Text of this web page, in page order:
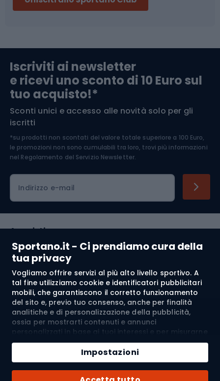
Sportano.it - Ci prendiamo cura della
tua privacy
Vogliamo offrire servizi al più alto livello sportivo. A
tal fine utilizziamo cookie e identificatori pubblicitari
mobili, che garantiscono il corretto funzionamento
del sito e, previo tuo consenso, anche per finalità
analitiche e di personalizzazione della pubblicità,
ossia per mostrarti contenuti e annunci
personalizzati in base ai tuoi interessi e per misurarne
l’efficacia. I cookie e gli identificatori pubblicitari
mobili possono essere utilizzati sia per attività
pubblicitarie personalizzate sia non personalizzate, a
seconda dei consensi da te espressi. Se clicchi su
Impostazioni
Quantità
Aggiungi al carrello
Acquista con
Abbigliamento da escursionismo
Componenti per biciclette
Arrampicata
Medicina dello sport
Abbigliamento ciclistico
Iscriviti ai newsletter
e ricevi uno sconto di 10 Euro sul
tuo acquisto!*
Sconti unici e accesso alle novità solo per gli
iscritti
*su prodotti non scontati del valore totale superiore a 100 Euro,
le promozioni non sono cumulabili tra loro, trovi più informazioni
nel Regolamento del Servizio Newsletter.
Indirizzo e-mail
Acquisti
Servizio clienti
Regolamento
Chi siamo
© 2026 Sportano